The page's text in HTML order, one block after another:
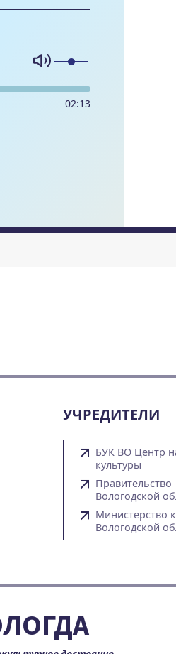
02:13
УЧРЕДИТЕЛИ
БУК ВО Центр
культуры
Правительство
Вологодской
Министерство
Вологодской